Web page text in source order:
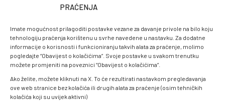
PRAĆENJA
Imate mogućnost prilagoditi postavke vezane za davanje privole na bilo koju
tehnologiju praćenja korištenu u svrhe navedene u nastavku. Za dodatne
informacije o korisnosti i funkcioniranju takvih alata za praćenje, molimo
pogledajte “Obavijest o kolačićima”. Svoje postavke u svakom trenutku
možete promjeniti na poveznici “Obavijest o kolačićima”.
Ako želite, možete kliknuti na X. To će rezultirati nastavkom pregledavanja
ove web stranice bez kolačića ili drugih alata za praćenje (osim tehničkih
kolačića koji su uvijek aktivni)